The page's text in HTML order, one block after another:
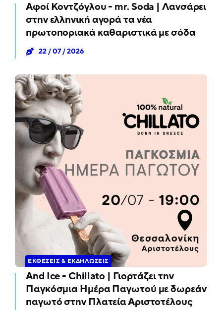
Αφοί Κοντζόγλου - mr. Soda | Λανσάρει
στην ελληνική αγορά τα νέα
πρωτοποριακά καθαριστικά με σόδα
22 / 07 / 2026
ΕΚΘΈΣΕΙΣ & ΕΚΔΗΛΏΣΕΙΣ
And Ice - Chillato | Γιορτάζει την
Παγκόσμια Ημέρα Παγωτού με δωρεάν
παγωτό στην Πλατεία Αριστοτέλους